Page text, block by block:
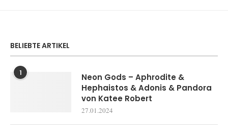
BELIEBTE ARTIKEL
1
Neon Gods – Aphrodite &
Hephaistos & Adonis & Pandora
von Katee Robert
27.01.2024